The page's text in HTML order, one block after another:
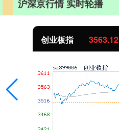
沪深京行情 实时轮播
创业板指 3563.12